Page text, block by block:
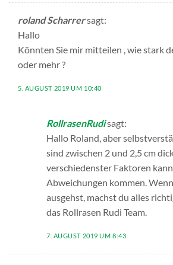
roland Scharrersagt:
Hallo
Könnten Sie mir mitteilen , wie stark
oder mehr ?
5. AUGUST 2019 UM 10:40
RollrasenRudisagt:
Hallo Roland, aber
sind zwischen 2 und 2,5 cm
verschiedenster Faktoren
Abweichungen kommen.
ausgehst, machst du alles
das Rollrasen Rudi Team.
7. AUGUST 2019 UM 8:43